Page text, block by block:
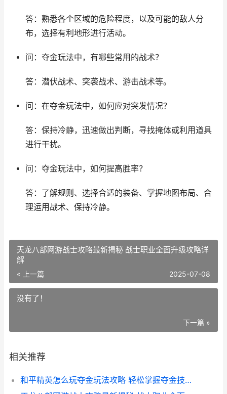
答：熟悉各个区域的危险程度，以及可能的敌人分
布，选择有利地形进行活动。
问：夺金玩法中，有哪些常用的战术？
答：潜伏战术、突袭战术、游击战术等。
问：在夺金玩法中，如何应对突发情况？
答：保持冷静，迅速做出判断，寻找掩体或利用道具
进行干扰。
问：夺金玩法中，如何提高胜率？
答：了解规则、选择合适的装备、掌握地图布局、合
理运用战术、保持冷静。
天龙八部网游战士攻略最新揭秘 战士职业全面升级攻略详
解
« 上一篇 2025-07-08
没有了！
下一篇 »
相关推荐
和平精英怎么玩夺金玩法攻略 轻松掌握夺金技巧 提升游戏胜率